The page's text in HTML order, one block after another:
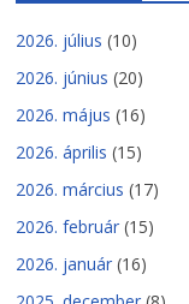
2026. július (10)
2026. június (20)
2026. május (16)
2026. április (15)
2026. március (17)
2026. február (15)
2026. január (16)